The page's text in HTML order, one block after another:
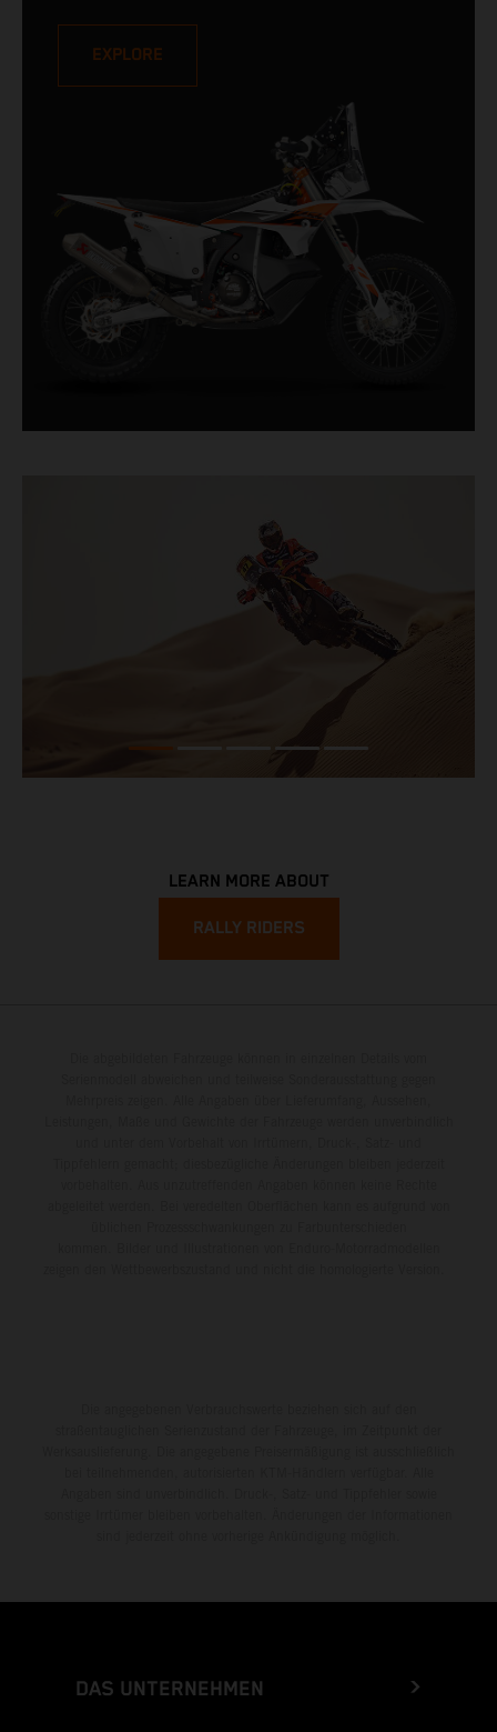
hat nicht nur in den Händen erfahrener Profis
das oberste Treppchen erklommen, sondern auch
beeindruckende Siege mit Privatfahrern
hingelegt. Mit 10 von 19 Dakar-Siegen für KTM
und 235 Etappensiegen ist die KTM 450 RALLY
REPLICA 2025 das Serienmotorrad, das einem
Factory-Rennbike am nächsten kommt.
EXPLORE
LEARN MORE ABOUT
RALLY RIDERS
DAS UNTERNEHMEN